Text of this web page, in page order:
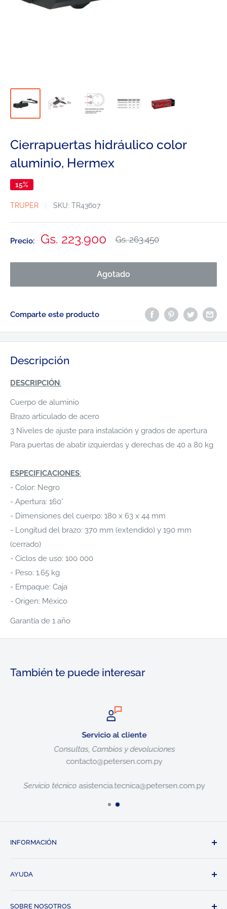
Cierrapuertas hidráulico color
aluminio, Hermex
15%
TRUPER SKU: TR43607
Precio:
Precio
venta
Gs. 223.900
Precio
Gs. 263.450
Agotado
Comparte este producto
Descripción
DESCRIPCIÓN:
Cuerpo de aluminio
Brazo articulado de acero
3 Niveles de ajuste para instalación y grados de apertura
Para puertas de abatir izquierdas y derechas de 40 a 80 kg
ESPECIFICACIONES:
- Color: Negro
- Apertura: 160°
- Dimensiones del cuerpo: 180 x 63 x 44 mm
- Longitud del brazo: 370 mm (extendido) y 190 mm
(cerrado)
- Ciclos de uso: 100 000
- Peso: 1.65 kg
- Empaque: Caja
- Origen: México
Garantía de 1 año
También te puede interesar
Servicio al cliente
Consultas, Cambios y devoluciones
contacto@petersen.com.py
Servicio técnico asistencia.tecnica@petersen.com.py
INFORMACIÓN
Políticas de Privacidad
AYUDA
SOBRE NOSOTROS